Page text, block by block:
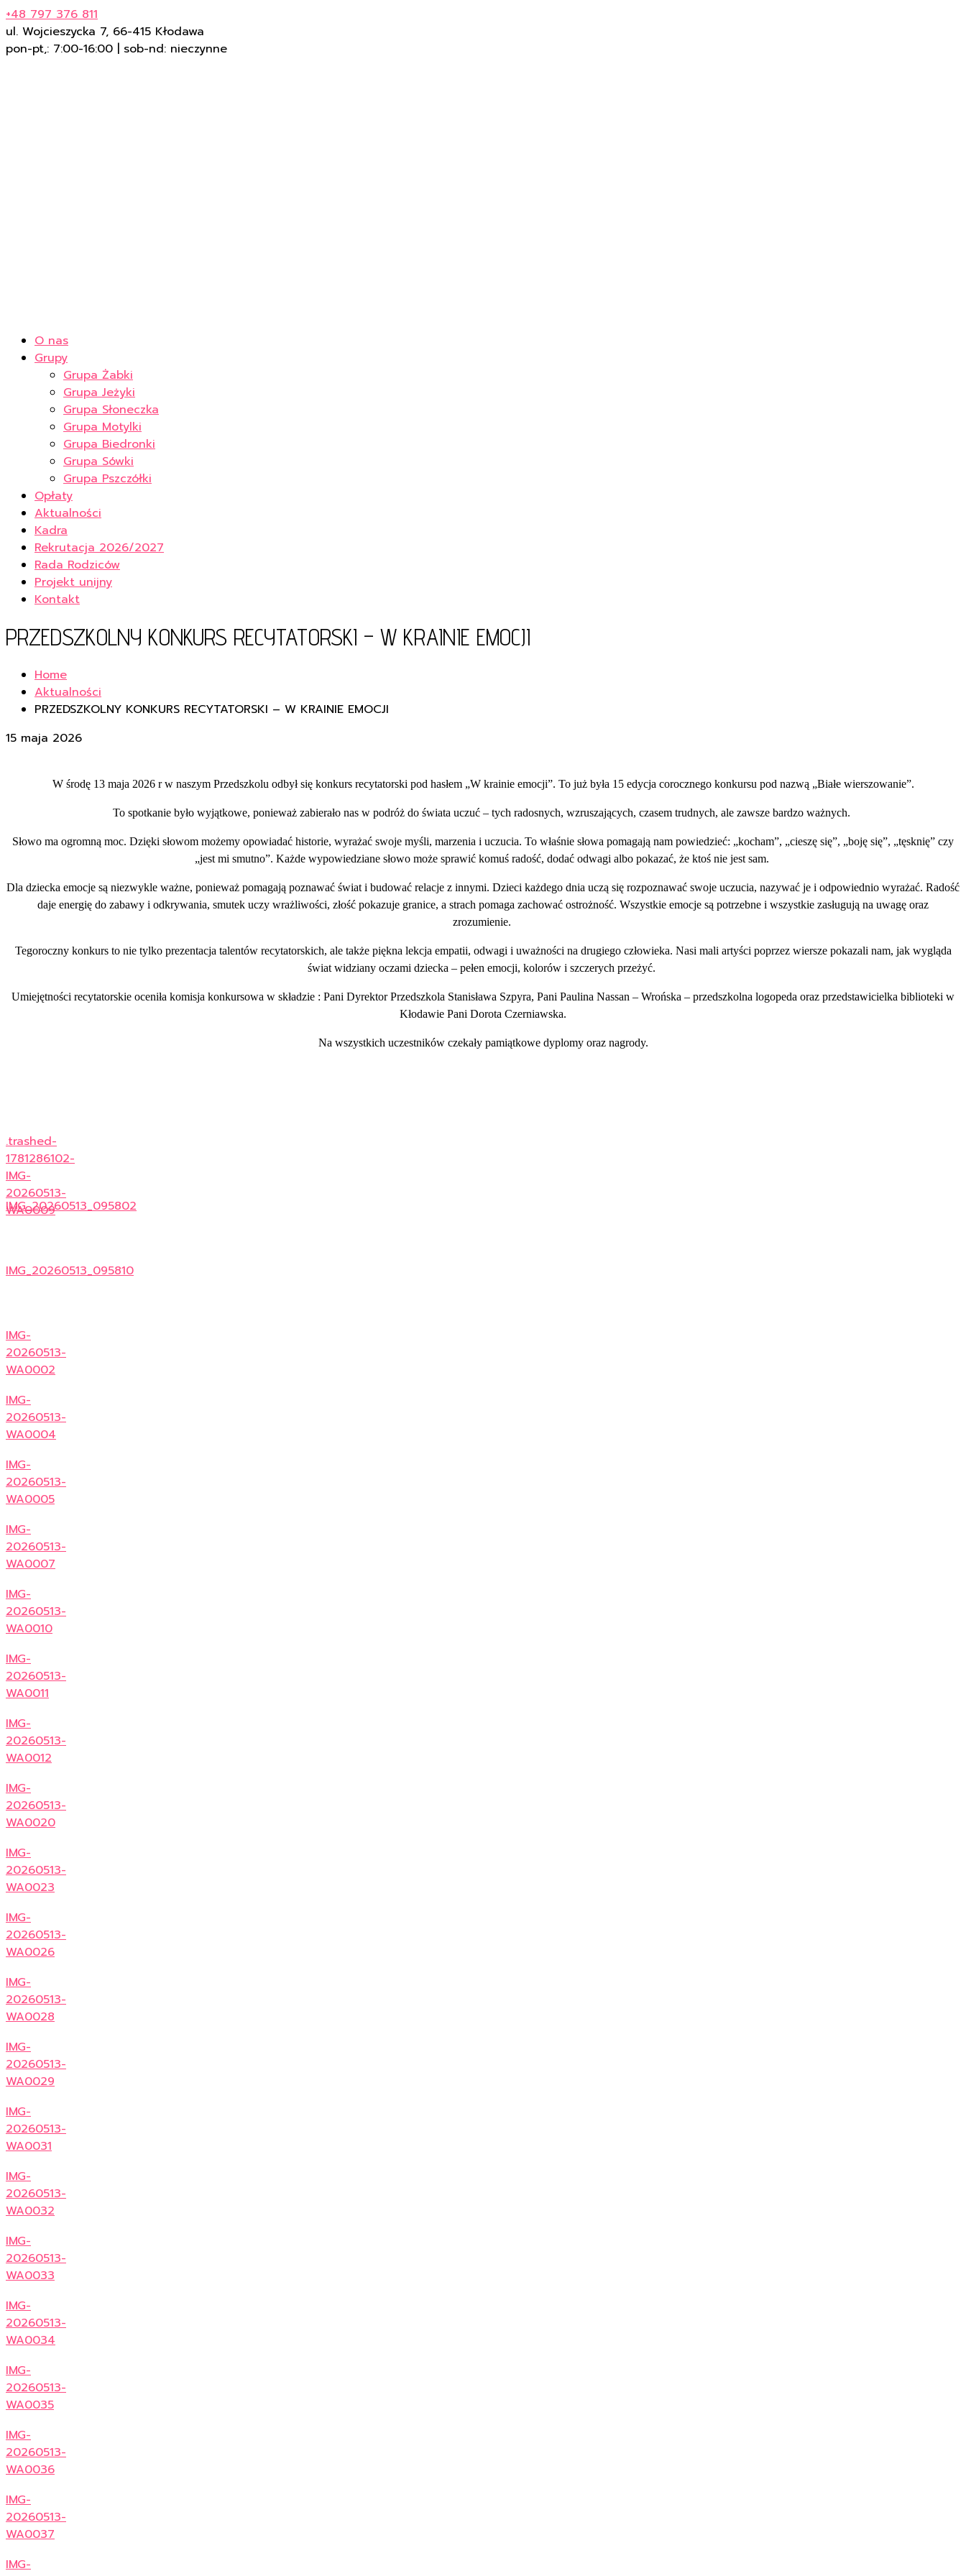
+48 797 376 811
ul. Wojcieszycka 7, 66-415 Kłodawa
pon-pt,: 7:00-16:00 | sob-nd: nieczynne
O nas
Grupy
Grupa Żabki
Grupa Jeżyki
Grupa Słoneczka
Grupa Motylki
Grupa Biedronki
Grupa Sówki
Grupa Pszczółki
Opłaty
Aktualności
Kadra
Rekrutacja 2026/2027
Rada Rodziców
Projekt unijny
Kontakt
PRZEDSZKOLNY KONKURS RECYTATORSKI – W KRAINIE EMOCJI
Home
Aktualności
PRZEDSZKOLNY KONKURS RECYTATORSKI – W KRAINIE EMOCJI
15 maja 2026
W środę 13 maja 2026 r w naszym Przedszkolu odbył się konkurs recytatorski pod hasłem „W krainie emocji”. To już była 15 edycja corocznego konkursu pod nazwą „Białe wierszowanie”.
To spotkanie było wyjątkowe, ponieważ zabierało nas w podróż do świata uczuć – tych radosnych, wzruszających, czasem trudnych, ale zawsze bardzo ważnych.
Słowo ma ogromną moc. Dzięki słowom możemy opowiadać historie, wyrażać swoje myśli, marzenia i uczucia. To właśnie słowa pomagają nam powiedzieć: „kocham”, „cieszę się”, „boję się”, „tęsknię” czy
„jest mi smutno”. Każde wypowiedziane słowo może sprawić komuś radość, dodać odwagi albo pokazać, że ktoś nie jest sam.
Dla dziecka emocje są niezwykle ważne, ponieważ pomagają poznawać świat i budować relacje z innymi. Dzieci każdego dnia uczą się rozpoznawać swoje uczucia, nazywać je i odpowiednio wyrażać. Radość
daje energię do zabawy i odkrywania, smutek uczy wrażliwości, złość pokazuje granice, a strach pomaga zachować ostrożność. Wszystkie emocje są potrzebne i wszystkie zasługują na uwagę oraz
zrozumienie.
Tegoroczny konkurs to nie tylko prezentacja talentów recytatorskich, ale także piękna lekcja empatii, odwagi i uważności na drugiego człowieka. Nasi mali artyści poprzez wiersze pokazali nam, jak wygląda
świat widziany oczami dziecka – pełen emocji, kolorów i szczerych przeżyć.
Umiejętności recytatorskie oceniła komisja konkursowa w składzie : Pani Dyrektor Przedszkola Stanisława Szpyra, Pani Paulina Nassan – Wrońska – przedszkolna logopeda oraz przedstawicielka biblioteki w
Kłodawie Pani Dorota Czerniawska.
Na wszystkich uczestników czekały pamiątkowe dyplomy oraz nagrody.
.trashed-
1781286102-
IMG-
20260513-
WA0009
IMG_20260513_095802
IMG_20260513_095810
IMG-
20260513-
WA0002
IMG-
20260513-
WA0004
IMG-
20260513-
WA0005
IMG-
20260513-
WA0007
IMG-
20260513-
WA0010
IMG-
20260513-
WA0011
IMG-
20260513-
WA0012
IMG-
20260513-
WA0020
IMG-
20260513-
WA0023
IMG-
20260513-
WA0026
IMG-
20260513-
WA0028
IMG-
20260513-
WA0029
IMG-
20260513-
WA0031
IMG-
20260513-
WA0032
IMG-
20260513-
WA0033
IMG-
20260513-
WA0034
IMG-
20260513-
WA0035
IMG-
20260513-
WA0036
IMG-
20260513-
WA0037
IMG-